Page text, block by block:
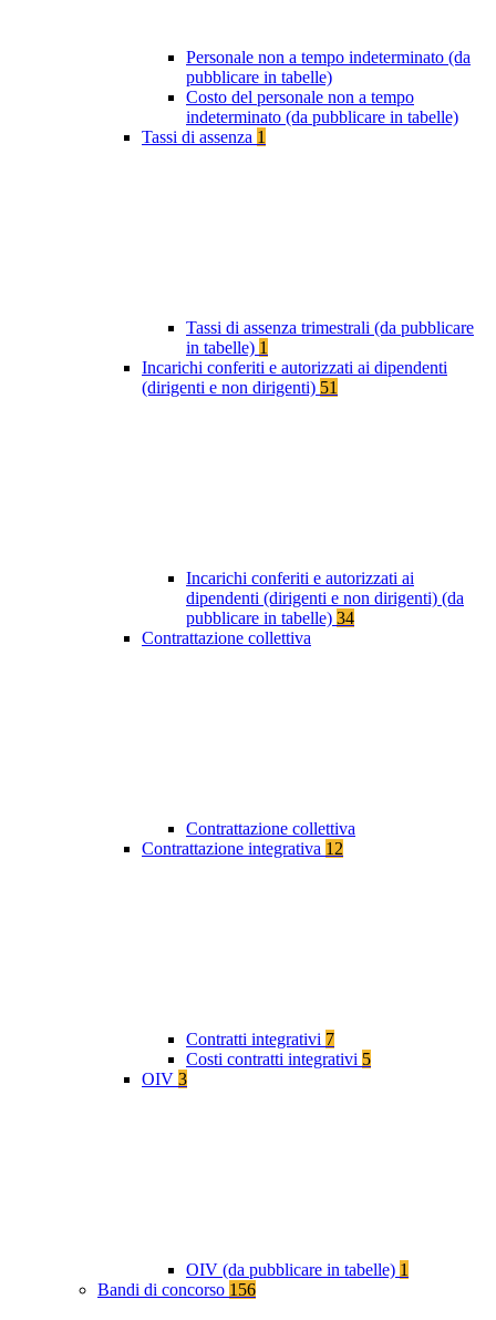
Personale non a tempo indeterminato (da
pubblicare in tabelle)
Costo del personale non a tempo
indeterminato (da pubblicare in tabelle)
Tassi di assenza 1
Tassi di assenza trimestrali (da pubblicare
in tabelle) 1
Incarichi conferiti e autorizzati ai dipendenti
(dirigenti e non dirigenti) 51
Incarichi conferiti e autorizzati ai
dipendenti (dirigenti e non dirigenti) (da
pubblicare in tabelle) 34
Contrattazione collettiva
Contrattazione collettiva
Contrattazione integrativa 12
Contratti integrativi 7
Costi contratti integrativi 5
OIV 3
OIV (da pubblicare in tabelle) 1
Bandi di concorso 156